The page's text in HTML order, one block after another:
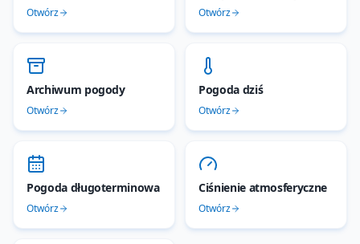
Otwórz Otwórz
Archiwum pogody
Otwórz
Pogoda dziś
Otwórz
Pogoda długoterminowa
Otwórz
Ciśnienie atmosferyczne
Otwórz